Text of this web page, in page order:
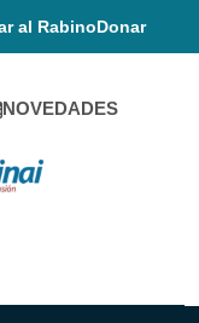
al RabinoDonar
NOVEDADES
En